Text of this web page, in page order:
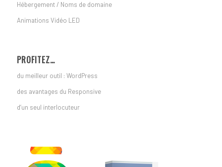
Hébergement / Noms de domaine
Animations Vidéo LED
PROFITEZ…
du meilleur outil : WordPress
des avantages du Responsive
d’un seul interlocuteur